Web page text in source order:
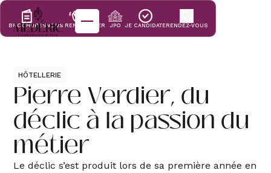
90 ans de
L’école
hôtelière de
Paris
Formations
Cuisine -
Informations &
JPO
BROCHURESNOUS RENCONTRER JE CANDIDATERENDEZ-VOUS
HÔTELLERIE
Pierre Verdier, du
déclic à la passion du
métier
Le déclic s’est produit lors de sa première année en